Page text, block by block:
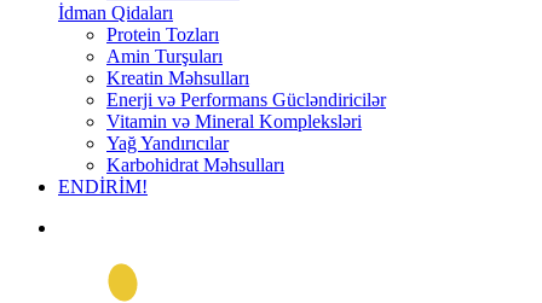
İdman Qidaları
Protein Tozları
Amin Turşuları
Kreatin Məhsulları
Enerji və Performans Gücləndiricilər
Vitamin və Mineral Kompleksləri
Yağ Yandırıcılar
Karbohidrat Məhsulları
ENDİRİM!